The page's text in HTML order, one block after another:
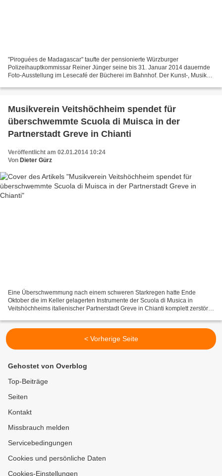
"Piroguées de Madagascar" taufte der pensionierte Würzburger
Polizeihauptkommissar Reiner Jünger seine bis 31. Januar 2014 dauernde
Foto-Ausstellung im Lesecafé der Bücherei im Bahnhof. Der Kunst-, Musik-
Musikverein Veitshöchheim spendet für
überschwemmte Scuola di Muisca in der
Partnerstadt Greve in Chianti
Veröffentlicht am 02.01.2014 10:24
Von Dieter Gürz
Eine Überschwemmung nach einem schweren Starkregen hatte Ende
Oktober die im Keller gelagerten Instrumente der Scuola di Musica in
Veitshöchheims italienischer Partnerstadt Greve in Chianti komplett zerstört.
< Vorherige Seite
Gehostet von Overblog
Top-Beiträge
Seiten
Kontakt
Missbrauch melden
Servicebedingungen
Cookies und persönliche Daten
Cookies-Einstellungen